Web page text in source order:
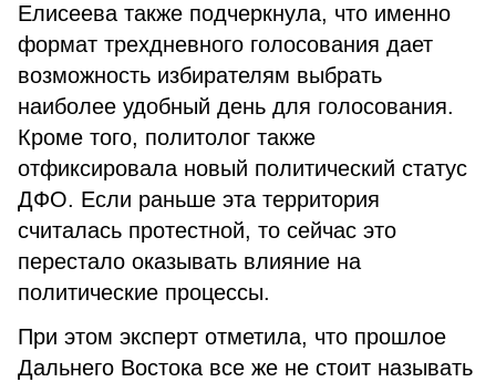
Елисеева также подчеркнула, что именно
формат трехдневного голосования дает
возможность избирателям выбрать
наиболее удобный день для голосования.
Кроме того, политолог также
отфиксировала новый политический статус
ДФО. Если раньше эта территория
считалась протестной, то сейчас это
перестало оказывать влияние на
политические процессы.
При этом эксперт отметила, что прошлое
Дальнего Востока все же не стоит называть